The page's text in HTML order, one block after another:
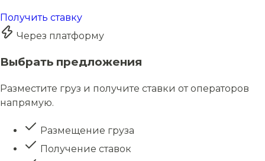
Получить ставку
Через платформу
Выбрать предложения
Разместите груз и получите ставки от операторов
напрямую.
Размещение груза
Получение ставок